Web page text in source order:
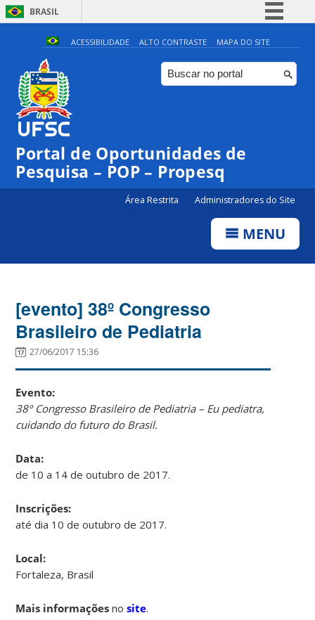
BRASIL
Simplifique!
Comunica BR
Participe
Canais
ACESSIBILIDADE ALTO CONTRASTE MAPA DO SITE
Portal de Oportunidades de
Pesquisa – POP – Propesq
Área Restrita Administradores do Site
MENU
[evento] 38º Congresso
Brasileiro de Pediatria
27/06/2017 15:36
Evento:
38º Congresso Brasileiro de Pediatria – Eu pediatra,
cuidando do futuro do Brasil.
Data:
de 10 a 14 de outubro de 2017.
Inscrições:
até dia 10 de outubro de 2017.
Local:
Fortaleza, Brasil
Mais informações nosite.